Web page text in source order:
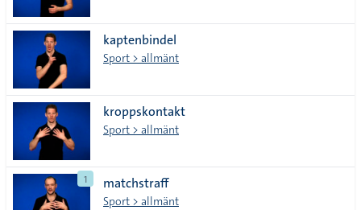
kaptenbindel
Sport > allmänt
kroppskontakt
Sport > allmänt
1 matchstraff
Sport > allmänt